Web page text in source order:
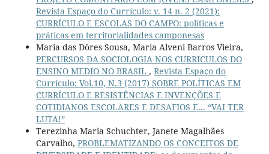
Revista Espaço do Currículo: v. 14 n. 2 (2021):
CURRÍCULO E ESCOLAS DO CAMPO: políticas e
práticas em territorialidades camponesas
Maria das Dôres Sousa, Maria Alveni Barros Vieira,
PERCURSOS DA SOCIOLOGIA NOS CURRICULOS DO
ENSINO MEDIO NO BRASIL , Revista Espaço do
Currículo: Vol.10, N.3 (2017) SOBRE POLÍTICAS EM
CURRÍCULO E RESISTÊNCIAS E INVENÇÕES E
COTIDIANOS ESCOLARES E DESAFIOS E... “VAI TER
LUTA!”
Terezinha Maria Schuchter, Janete Magalhães
Carvalho, PROBLEMATIZANDO OS CONCEITOS DE